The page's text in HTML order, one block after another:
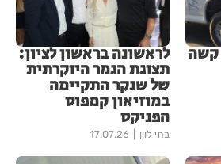
קשה לראשונה בראשון לציון:
תצוגת הגמר היוקרתית
של שנקר התקיימה
במוזיאון קמפוס
הפניקס
בתי לוין 17.07.26